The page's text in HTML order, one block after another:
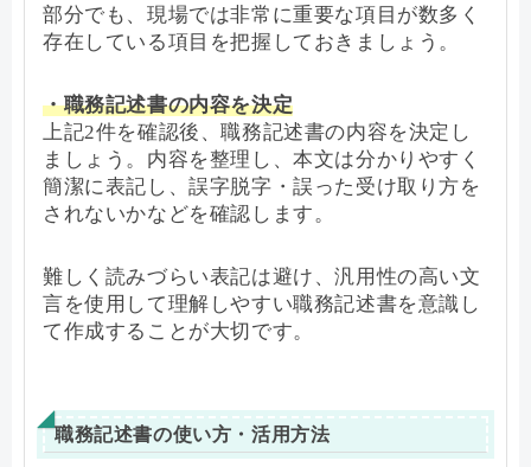
部分でも、現場では非常に重要な項目が数多く
存在している項目を把握しておきましょう。
・職務記述書の内容を決定
上記2件を確認後、職務記述書の内容を決定し
ましょう。内容を整理し、本文は分かりやすく
簡潔に表記し、誤字脱字・誤った受け取り方を
されないかなどを確認します。
難しく読みづらい表記は避け、汎用性の高い文
言を使用して理解しやすい職務記述書を意識し
て作成することが大切です。
職務記述書の使い方・活用方法